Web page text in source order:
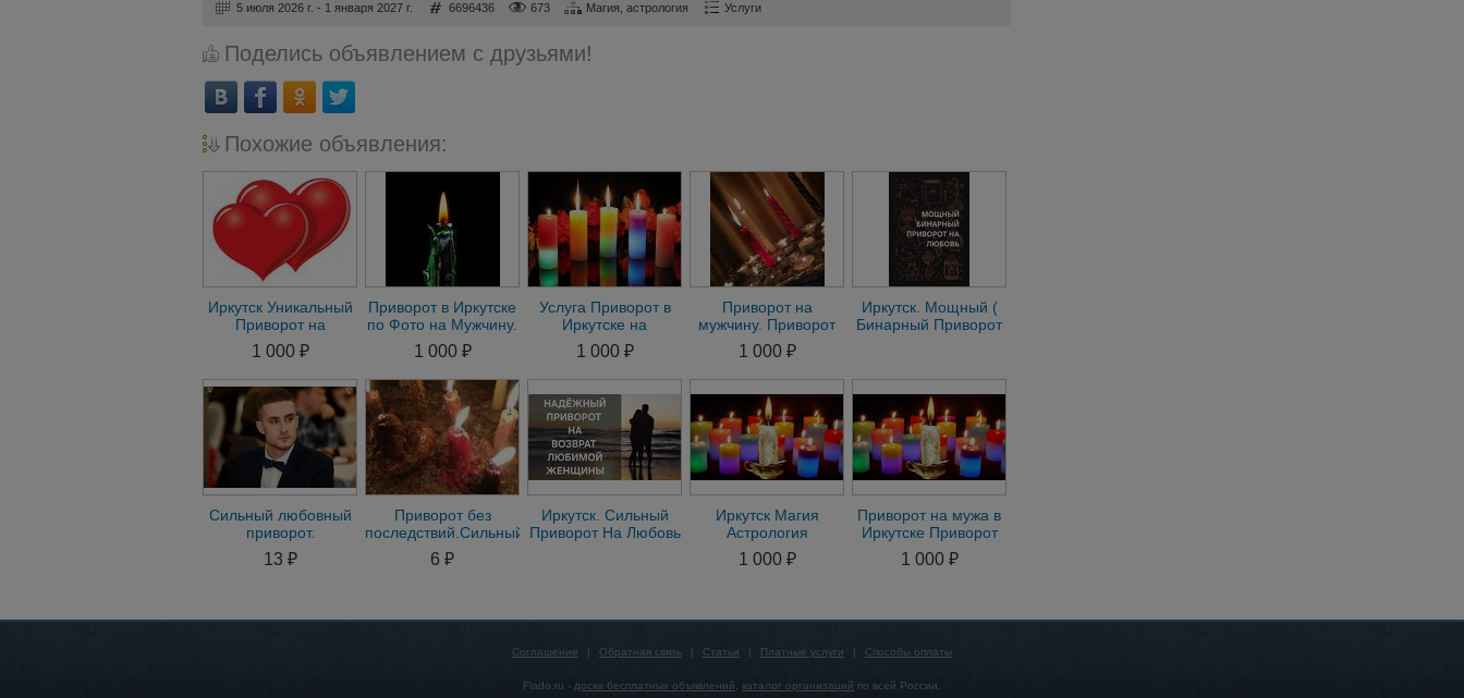
5 июля 2026 г. - 1 января 2027 г. 6696436 673 Магия, астрология Услуги
Поделись объявлением с друзьями!
Похожие объявления:
Иркутск Уникальный
Приворот на
Мужчину Приворот
на Женщину.
Гадание
1 000 ₽
Приворот в Иркутске
по Фото на Мужчину.
Приворот на
Женщину
1 000 ₽
Услуга Приворот в
Иркутске на
Мужчину. Приворот
на Женщину по Фото
1 000 ₽
Приворот на
мужчину. Приворот
на женщину. Снятие
сглаза. Магия любая
1 000 ₽
Иркутск. Мощный (
Бинарный Приворот
Сильный любовный
приворот.
Гармонизация
отношений
13 ₽
Приворот без
последствий.Сильный
любовный
приворот,Вуду,Гадание,Таро
6 ₽
Иркутск. Сильный
Приворот На Любовь
Иркутск Магия
Астрология
Семейный Приворот
на Любимого
1 000 ₽
Приворот на мужа в
Иркутске Приворот
на жену в Иркутске
1 000 ₽
Соглашение | Обратная связь | Статьи | Платные услуги | Способы оплаты
Flado.ru - доска бесплатных объявлений, каталог организаций по всей России.